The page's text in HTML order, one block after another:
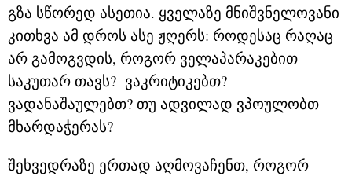
გზა სწორედ ასეთია. ყველაზე მნიშვნელოვანი
კითხვა ამ დროს ასე ჟღერს: როდესაც რაღაც
არ გამოგვდის, როგორ ველაპარაკებით
საკუთარ თავს? ვაკრიტიკებთ?
ვადანაშაულებთ? თუ ადვილად ვპოულობთ
მხარდაჭერას?
შეხვედრაზე ერთად აღმოვაჩენთ, როგორ